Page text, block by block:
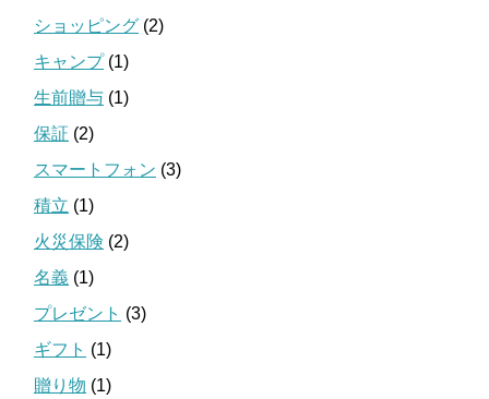
ショッピング (2)
キャンプ(1)
生前贈与 (1)
保証 (2)
スマートフォン (3)
積立 (1)
火災保険 (2)
名義 (1)
プレゼント (3)
ギフト (1)
贈り物 (1)